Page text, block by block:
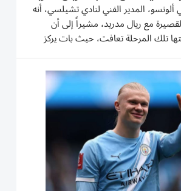
ألونسو، المدير الفني لنادي تشيلسي، أنه
مع ريال مدريد، مشيراً إلى أن
تلك المرحلة تعافت، حيث بات يركز
اللندني قبل انطلاق الموسم الجديد
الممتاز. وجاءت تصريحات...